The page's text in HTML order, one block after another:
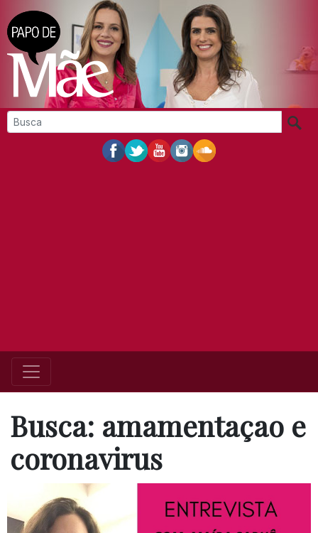
Busca: amamentaçao e
coronavirus